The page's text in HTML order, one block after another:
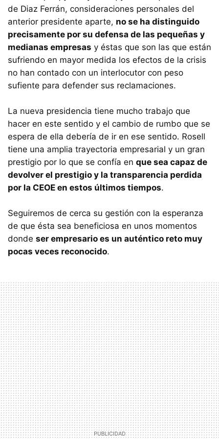
de Diaz Ferrán, consideraciones personales del
anterior presidente aparte, no se ha distinguido
precisamente por su defensa de las pequeñas y
medianas empresas y éstas que son las que están
sufriendo en mayor medida los efectos de la crisis
no han contado con un interlocutor con peso
sufiente para defender sus reclamaciones.
La nueva presidencia tiene mucho trabajo que
hacer en este sentido y el cambio de rumbo que se
espera de ella debería de ir en ese sentido. Rosell
tiene una amplia trayectoria empresarial y un gran
prestigio por lo que se confía en que sea capaz de
devolver el prestigio y la transparencia perdida
por la CEOE en estos últimos tiempos.
Seguiremos de cerca su gestión con la esperanza
de que ésta sea beneficiosa en unos momentos
donde ser empresario es un auténtico reto muy
pocas veces reconocido.